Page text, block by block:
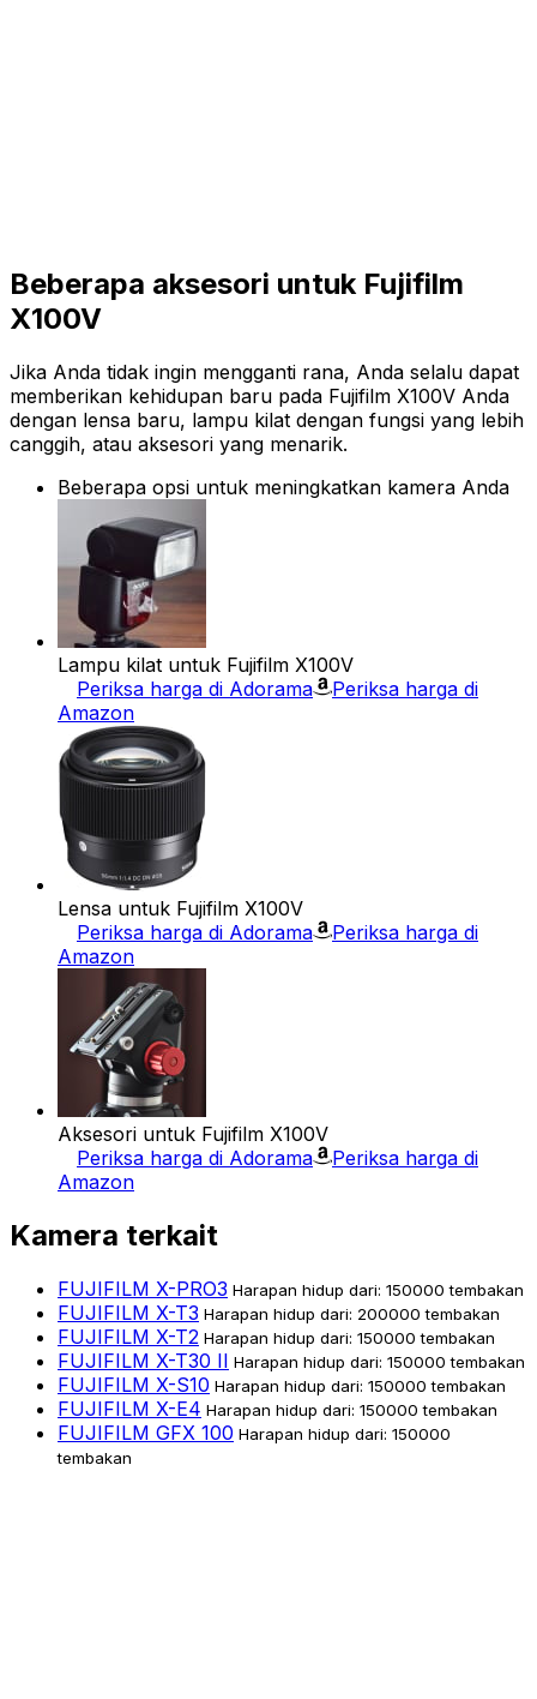
Beberapa aksesori untuk Fujifilm
X100V
Jika Anda tidak ingin mengganti rana, Anda selalu dapat
memberikan kehidupan baru pada Fujifilm X100V Anda
dengan lensa baru, lampu kilat dengan fungsi yang lebih
canggih, atau aksesori yang menarik.
Beberapa opsi untuk meningkatkan kamera Anda
Lampu kilat untuk Fujifilm X100V
Periksa harga di Adorama
Periksa harga di
Amazon
Lensa untuk Fujifilm X100V
Periksa harga di Adorama
Periksa harga di
Amazon
Aksesori untuk Fujifilm X100V
Periksa harga di Adorama
Periksa harga di
Amazon
Kamera terkait
FUJIFILM X-PRO3 Harapan hidup dari: 150000 tembakan
FUJIFILM X-T3 Harapan hidup dari: 200000 tembakan
FUJIFILM X-T2 Harapan hidup dari: 150000 tembakan
FUJIFILM X-T30 II Harapan hidup dari: 150000 tembakan
FUJIFILM X-S10 Harapan hidup dari: 150000 tembakan
FUJIFILM X-E4 Harapan hidup dari: 150000 tembakan
FUJIFILM GFX 100 Harapan hidup dari: 150000
tembakan